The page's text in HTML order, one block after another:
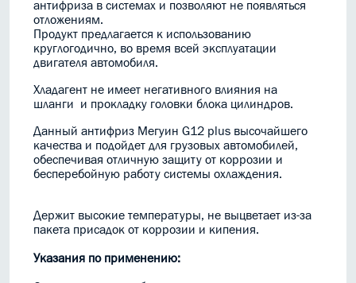
антифриза в системах и позволяют не появляться
отложениям.
Продукт предлагается к использованию
круглогодично, во время всей эксплуатации
двигателя автомобиля.
Хладагент не имеет негативного влияния на
шланги и прокладку головки блока цилиндров.
Данный антифриз Мегуин G12 plus высочайшего
качества и подойдет для грузовых автомобилей,
обеспечивая отличную защиту от коррозии и
бесперебойную работу системы охлаждения.
Держит высокие температуры, не выцветает из-за
пакета присадок от коррозии и кипения.
Указания по применению: